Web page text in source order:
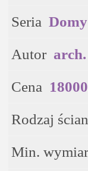
Seria
Autor
Cena
Rodzaj
Min.